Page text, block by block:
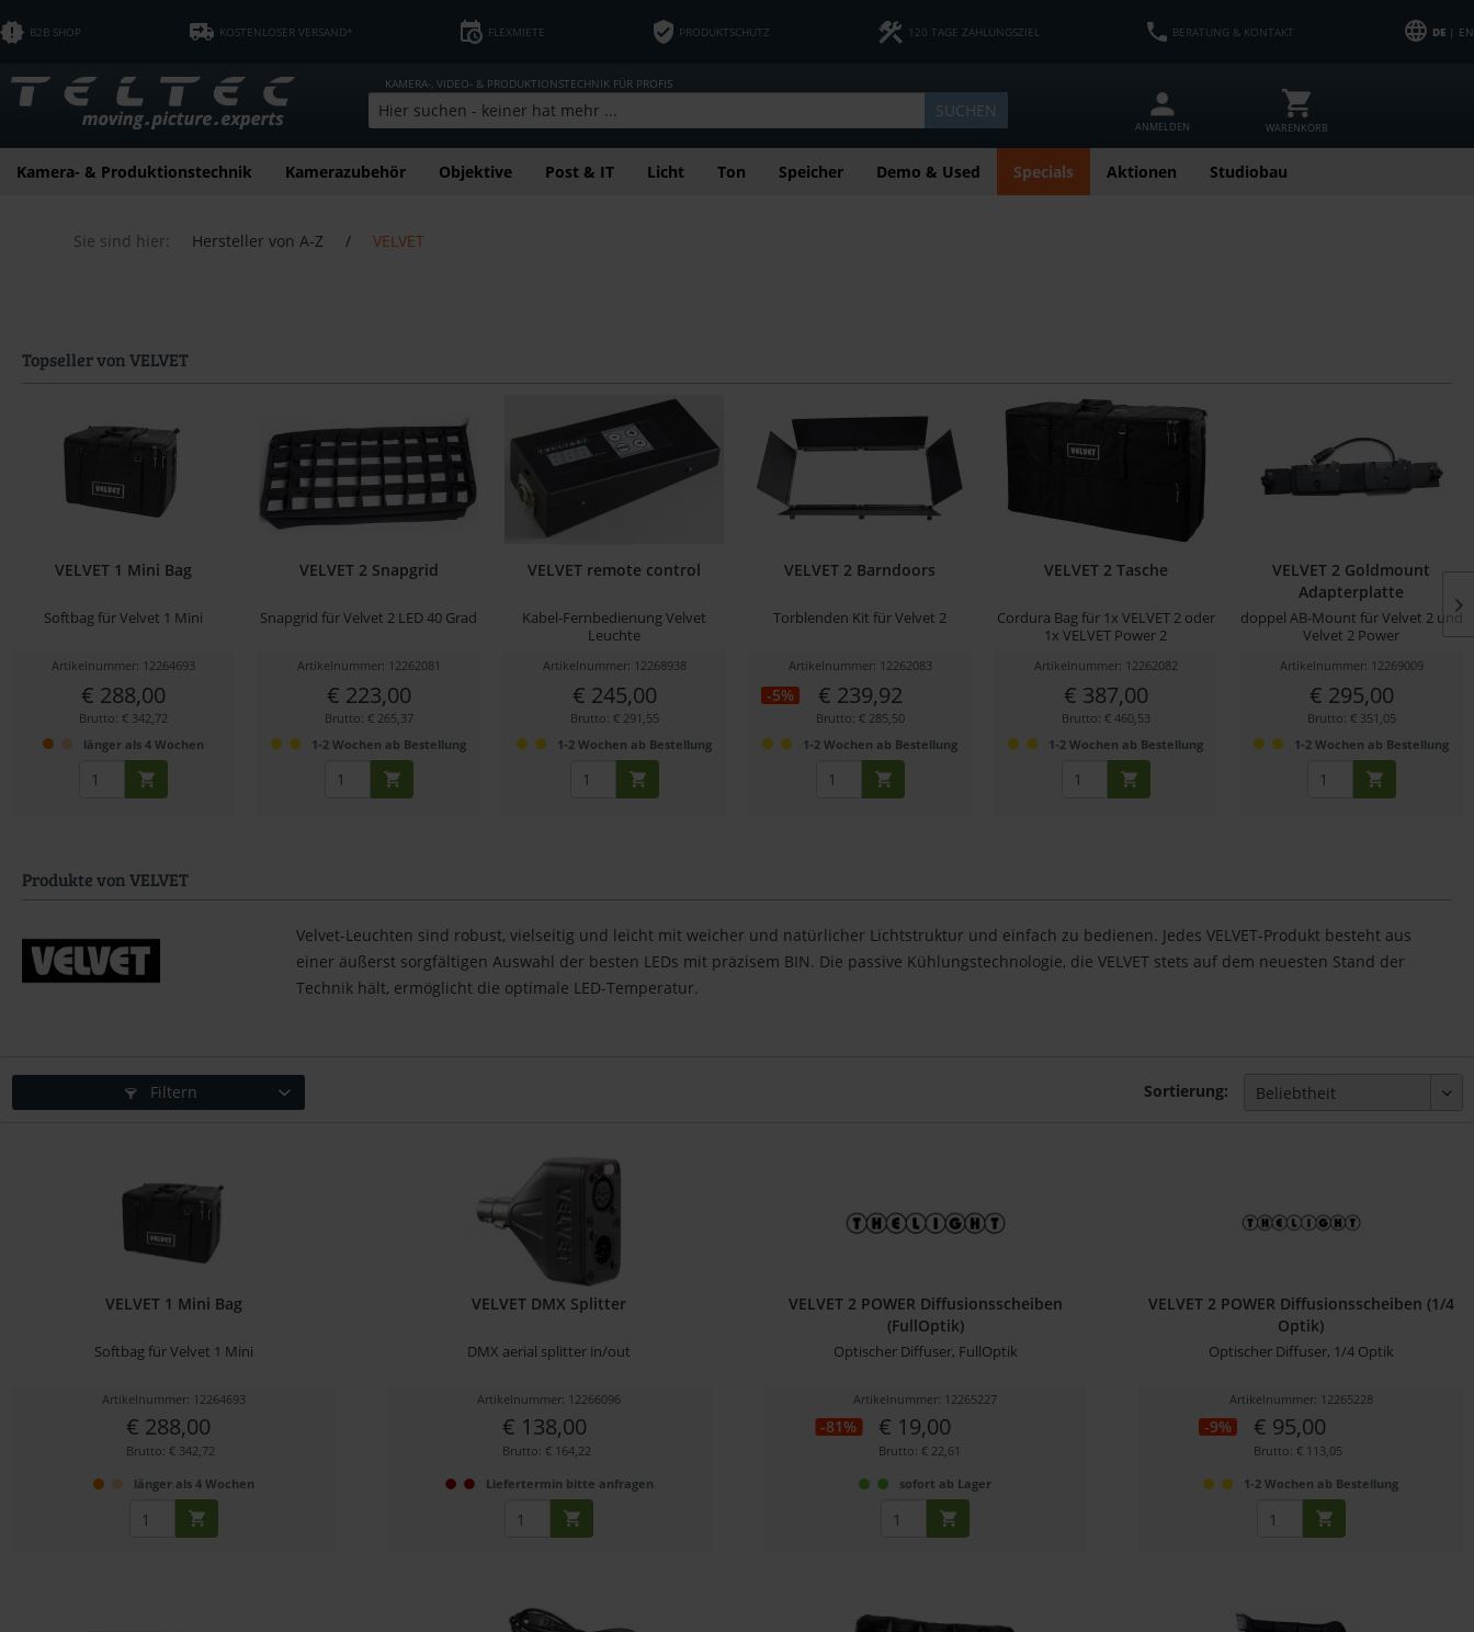
B2B SHOP KOSTENLOSER VERSAND* FLEXMIETE PRODUKTSCHUTZ 120 TAGE ZAHLUNGSZIEL BERATUNG & KONTAKT DE| EN
KAMERA-, VIDEO- & PRODUKTIONSTECHNIK FÜR PROFIS
SUCHEN
ANMELDEN WARENKORB
Kamera- & Produktionstechnik Kamerazubehör Objektive Post & IT Licht Ton Speicher Demo & Used Specials Aktionen Studiobau
Sie sind hier: Hersteller von A-Z / VELVET
Topseller von VELVET
VELVET 1 Mini Bag
Softbag für Velvet 1 Mini
Artikelnummer: 12264693
€ 288,00
Brutto: € 342,72
länger als 4 Wochen
VELVET 2 Snapgrid
Snapgrid für Velvet 2 LED 40 Grad
Artikelnummer: 12262081
€ 223,00
Brutto: € 265,37
1-2 Wochen ab Bestellung
VELVET remote control
Kabel-Fernbedienung Velvet
Leuchte
Artikelnummer: 12268938
€ 245,00
Brutto: € 291,55
1-2 Wochen ab Bestellung
VELVET 2 Barndoors
Torblenden Kit für Velvet 2
Artikelnummer: 12262083
-5% € 239,92
Brutto: € 285,50
1-2 Wochen ab Bestellung
VELVET 2 Tasche
Cordura Bag für 1x VELVET 2 oder
1x VELVET Power 2
Artikelnummer: 12262082
€ 387,00
Brutto: € 460,53
1-2 Wochen ab Bestellung
VELVET 2 Goldmount
Adapterplatte
doppel AB-Mount für Velvet 2 und
Velvet 2 Power
Artikelnummer: 12269009
€ 295,00
Brutto: € 351,05
1-2 Wochen ab Bestellung
Produkte von VELVET
Velvet-Leuchten sind robust, vielseitig und leicht mit weicher und natürlicher Lichtstruktur und einfach zu bedienen. Jedes VELVET-Produkt besteht aus
einer äußerst sorgfältigen Auswahl der besten LEDs mit präzisem BIN. Die passive Kühlungstechnologie, die VELVET stets auf dem neuesten Stand der
Technik hält, ermöglicht die optimale LED-Temperatur.
Filtern Sortierung:
VELVET 1 Mini Bag
Softbag für Velvet 1 Mini
Artikelnummer: 12264693
€ 288,00
Brutto: € 342,72
länger als 4 Wochen
VELVET DMX Splitter
DMX aerial splitter in/out
Artikelnummer: 12266096
€ 138,00
Brutto: € 164,22
Liefertermin bitte anfragen
VELVET 2 POWER Diffusionsscheiben
(FullOptik)
Optischer Diffuser, FullOptik
Artikelnummer: 12265227
-81% € 19,00
Brutto: € 22,61
sofort ab Lager
VELVET 2 POWER Diffusionsscheiben (1/4
Optik)
Optischer Diffuser, 1/4 Optik
Artikelnummer: 12265228
-9% € 95,00
Brutto: € 113,05
1-2 Wochen ab Bestellung